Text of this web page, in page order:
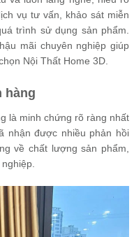
vụ tư vấn, khảo sát miễn
trình sử dụng sản phẩm.
mãi chuyên nghiệp giúp
Nội Thất Home 3D.
hàng
là minh chứng rõ ràng nhất
nhận được nhiều phản hồi
về chất lượng sản phẩm,